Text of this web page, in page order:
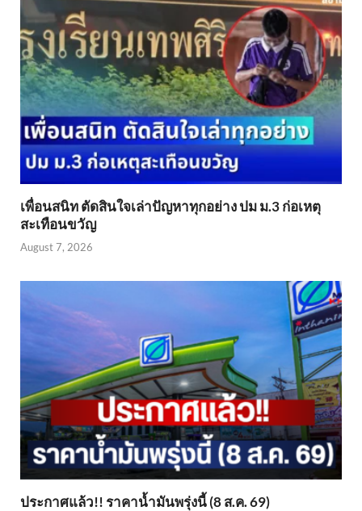
เพื่อนสนิท ตัดสินใจเล่าปัญหาทุกอย่าง ปม ม.3 ก่อเหตุ
สะเทือนขวัญ
August 7, 2026
ประกาศแล้ว!! ราคาน้ำมันพรุ่งนี้ (8 ส.ค. 69)